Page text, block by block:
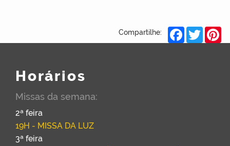
Compartilhe: Facebook
Twitter
Horários
Missas da semana:
2ª feira
19H - MISSA DA LUZ
3ª feira